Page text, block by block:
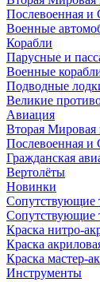
Послевоенная и
Военные
Корабли
Парусные и
Военные
Подводные
Великие
Авиация
Вторая Мировая
Послевоенная и
Гражданская
Вертолёты
Новинки
Сопутствующие
Сопутствующие
Краска нитро-
Краска
Краска мастер-
Инструменты